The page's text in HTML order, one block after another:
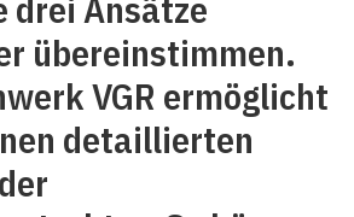
übereinstimmen.
VGR ermöglicht
detaillierten